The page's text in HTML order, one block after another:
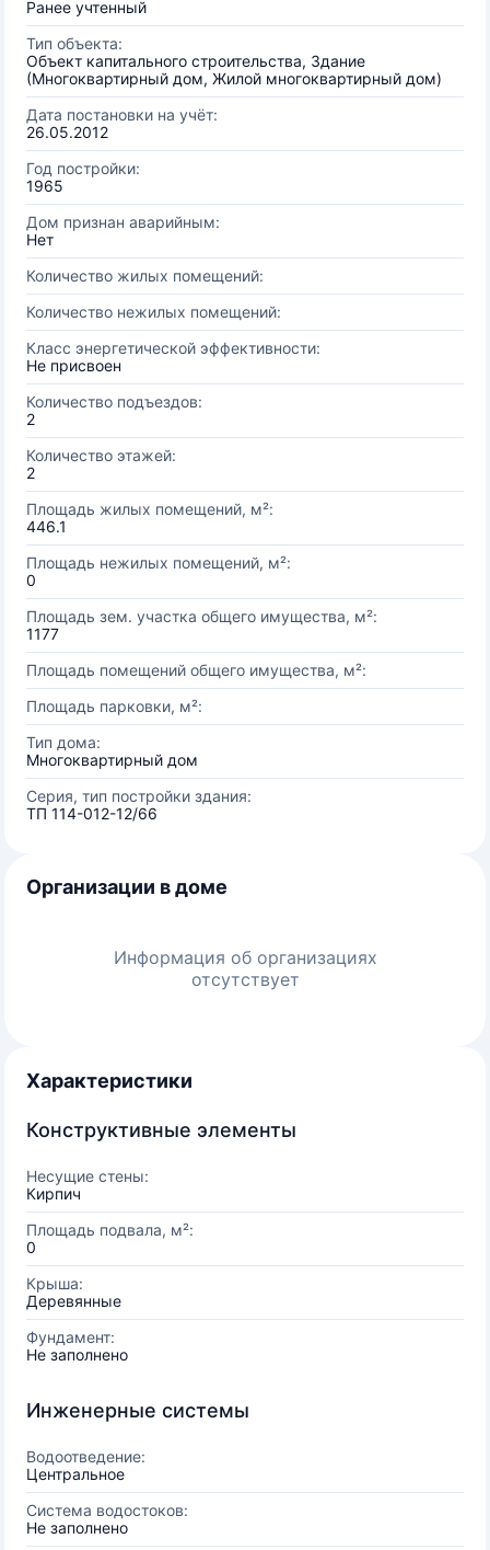
Ранее учтенный
Тип объекта:
Объект капитального строительства, Здание
(Многоквартирный дом, Жилой многоквартирный дом)
Дата постановки на учёт:
26.05.2012
Год постройки:
1965
Дом признан аварийным:
Нет
Количество жилых помещений:
Количество нежилых помещений:
Класс энергетической эффективности:
Не присвоен
Количество подъездов:
2
Количество этажей:
2
Площадь жилых помещений, м²:
446.1
Площадь нежилых помещений, м²:
0
Площадь зем. участка общего имущества, м²:
1177
Площадь помещений общего имущества, м²:
Площадь парковки, м²:
Тип дома:
Многоквартирный дом
Серия, тип постройки здания:
ТП 114-012-12/66
Организации в доме
Информация об организациях
отсутствует
Характеристики
Конструктивные элементы
Несущие стены:
Кирпич
Площадь подвала, м²:
0
Крыша:
Деревянные
Фундамент:
Не заполнено
Инженерные системы
Водоотведение:
Центральное
Система водостоков:
Не заполнено